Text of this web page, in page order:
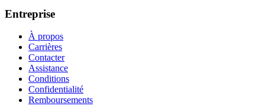
Entreprise
À propos
Carrières
Contacter
Assistance
Conditions
Confidentialité
Remboursements